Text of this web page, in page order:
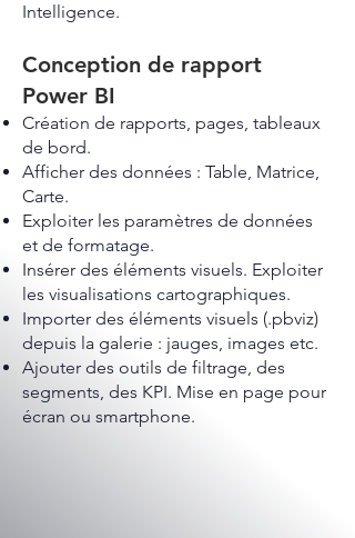
Intelligence.
Conception de rapport
Power BI
Création de rapports, pages, tableaux
de bord.
Afficher des données : Table, Matrice,
Carte.
Exploiter les paramètres de données
et de formatage.
Insérer des éléments visuels. Exploiter
les visualisations cartographiques.
Importer des éléments visuels (.pbviz)
depuis la galerie : jauges, images etc.
Ajouter des outils de filtrage, des
segments, des KPI. Mise en page pour
écran ou smartphone.